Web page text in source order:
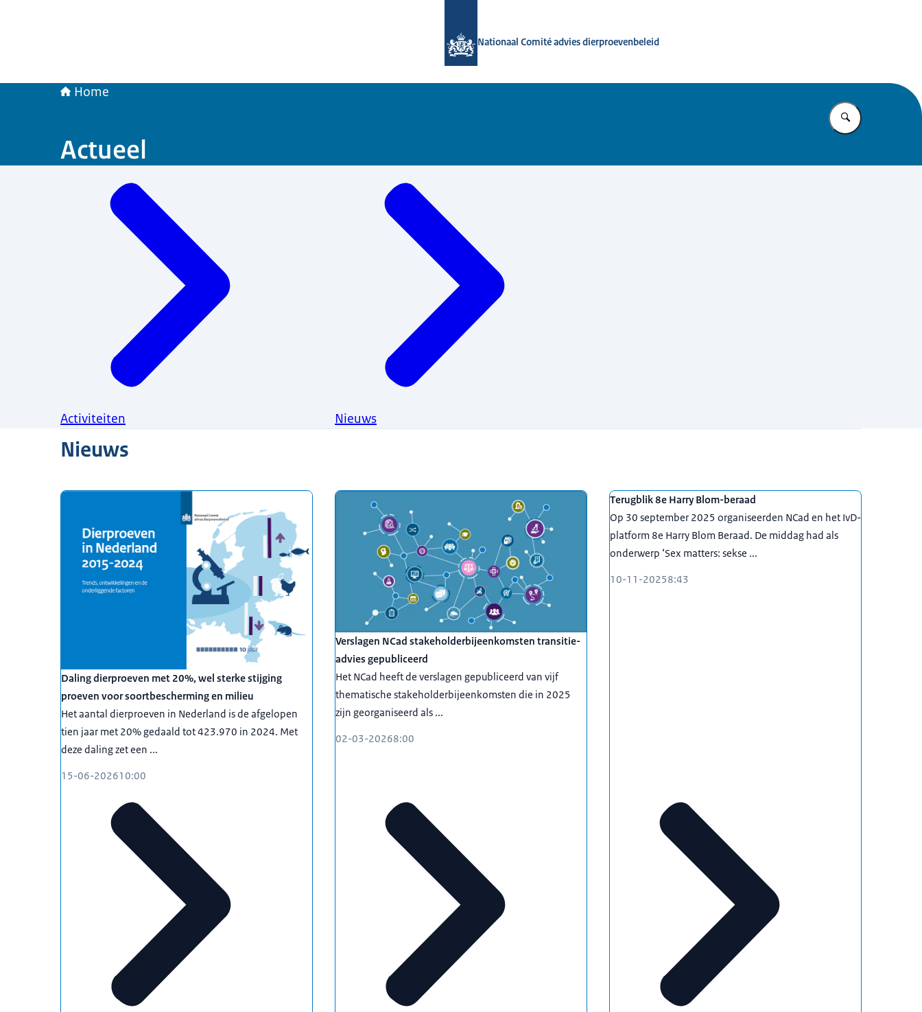
Nationaal Comité advies dierproevenbeleid
Home
Vul in wat u
Actueel
Activiteiten Nieuws
Nieuws
Daling dierproeven met 20%, wel sterke stijging
proeven voor soortbescherming en milieu
Het aantal dierproeven in Nederland is de afgelopen
tien jaar met 20% gedaald tot 423.970 in 2024. Met
deze daling zet een ...
15-06-202610:00
Verslagen NCad stakeholderbijeenkomsten transitie-
advies gepubliceerd
Het NCad heeft de verslagen gepubliceerd van vijf
thematische stakeholderbijeenkomsten die in 2025
zijn georganiseerd als ...
02-03-20268:00
Terugblik 8e Harry Blom-beraad
Op 30 september 2025 organiseerden NCad en het IvD-
platform 8e Harry Blom Beraad. De middag had als
onderwerp ‘Sex matters: sekse ...
10-11-20258:43